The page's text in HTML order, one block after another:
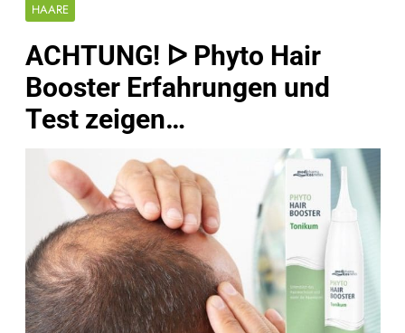
HAARE
ACHTUNG! ᐅ Phyto Hair
Booster Erfahrungen und
Test zeigen…